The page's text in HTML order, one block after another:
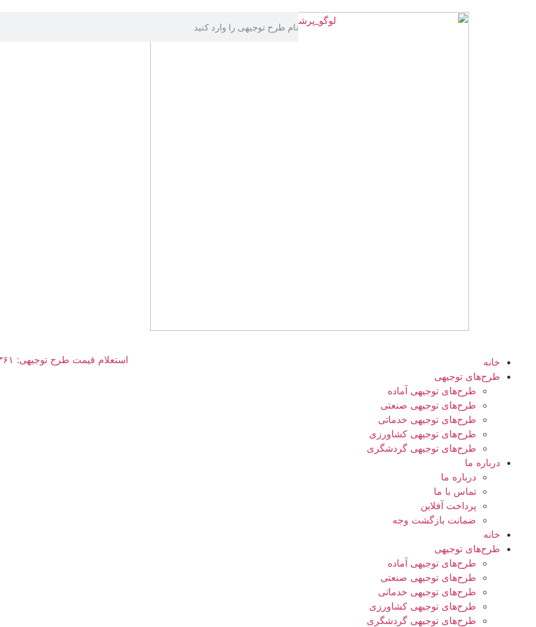
خانه
طرح‌های توجیهی
طرح‌های توجیهی آماده
طرح‌های توجیهی صنعتی
طرح‌های توجیهی خدماتی
طرح‌های توجیهی کشاورزی
طرح‌های توجیهی گردشگری
درباره ما
درباره ما
تماس با ما
پرداخت آفلاین
ضمانت بازگشت وجه
خانه
طرح‌های توجیهی
طرح‌های توجیهی آماده
طرح‌های توجیهی صنعتی
طرح‌های توجیهی خدماتی
طرح‌های توجیهی کشاورزی
طرح‌های توجیهی گردشگری
استعلام قیمت طرح توجیهی: ۰۳۶۱ ۰۰۶ ۰۹۱۲